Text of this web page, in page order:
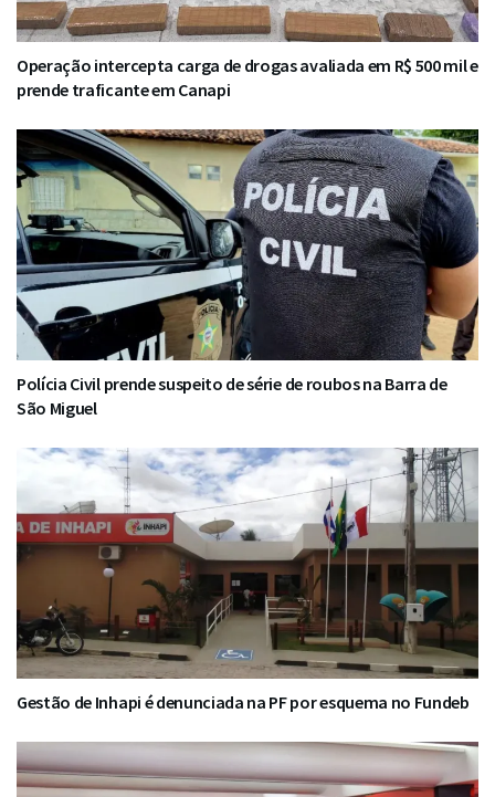
Operação intercepta carga de drogas avaliada em R$ 500 mil e
prende traficante em Canapi
Polícia Civil prende suspeito de série de roubos na Barra de
São Miguel
Gestão de Inhapi é denunciada na PF por esquema no Fundeb